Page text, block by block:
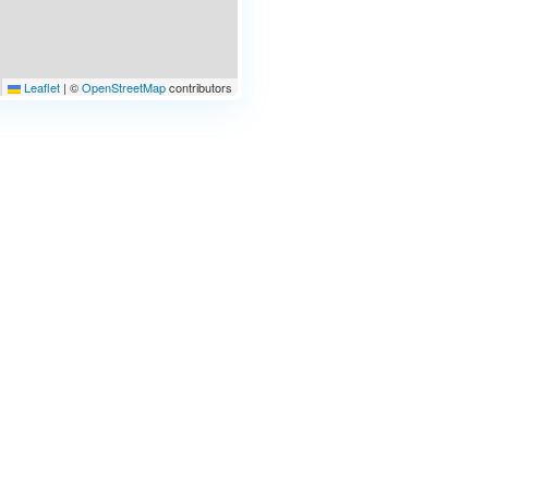
Leaflet | ©OpenStreetMapcontributors